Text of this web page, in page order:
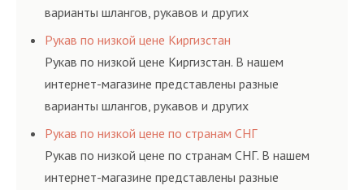
варианты шлангов, рукавов и других
резинотехнических изделий, соответствующих
ГОСТам, техническим условиям и нормативам.
Рукав по низкой цене Киргизстан
Рукав по низкой цене Киргизстан. В нашем
интернет-магазине представлены разные
варианты шлангов, рукавов и других
резинотехнических изделий, соответствующих
ГОСТам, техническим условиям и нормативам.
Рукав по низкой цене по странам СНГ
Рукав по низкой цене по странам СНГ. В нашем
интернет-магазине представлены разные